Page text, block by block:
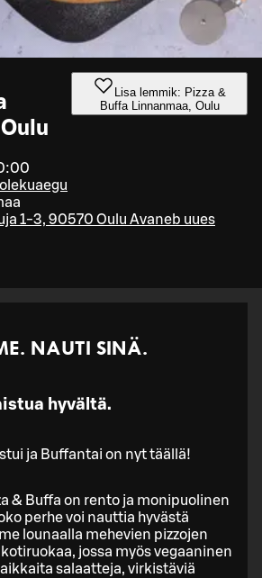
Lisa lemmik: Pizza &
Buffa Linnanmaa, Oulu
1-3, 90570 Oulu Avaneb uues
NAUTI SINÄ.
hyvältä.
ja Buffantai on nyt täällä!
& Buffa on rento ja monipuolinen
perhe voi nauttia hyvästä
lounaalla mehevien pizzojen
jossa myös vegaaninen
salaatteja, virkistäviä